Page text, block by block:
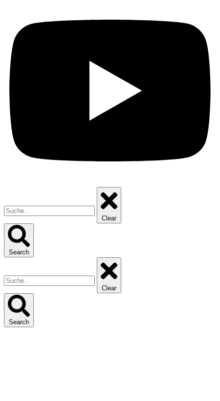
Clear
Search
Clear
Search